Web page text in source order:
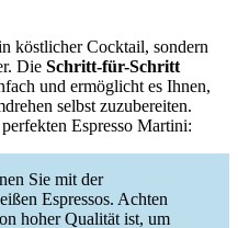
köstlicher Cocktail, sondern
Die Schritt-für-Schritt
und ermöglicht es Ihnen,
selbst zuzubereiten.
Espresso Martini:
Sie mit der
Espressos. Achten
hoher Qualität ist, um